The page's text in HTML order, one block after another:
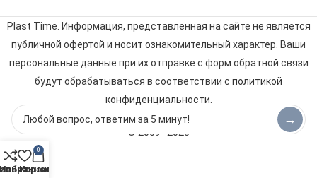
Plast Time. Информация, представленная на сайте не является
публичной офертой и носит ознакомительный характер. Ваши
персональные данные при их отправке с форм обратной связи
будут обрабатываться в соответствии с политикой
конфиденциальности
© 2009–2025
→
0
Корзина